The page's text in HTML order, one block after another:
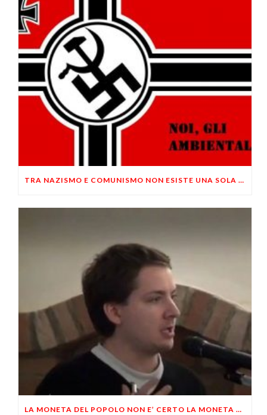
TRA NAZISMO E COMUNISMO NON ESISTE UNA SOLA DIFFERENZA
LA MONETA DEL POPOLO NON E’ CERTO LA MONETA DELLO STATO